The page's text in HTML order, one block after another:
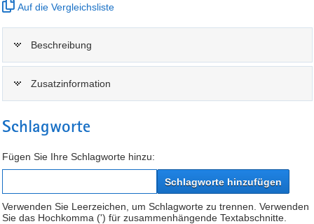
Auf die Vergleichsliste
Beschreibung
Zusatzinformation
Schlagworte
Fügen Sie Ihre Schlagworte hinzu:
Schlagworte hinzufügen
Verwenden Sie Leerzeichen, um Schlagworte zu trennen. Verwenden
Sie das Hochkomma (') für zusammenhängende Textabschnitte.